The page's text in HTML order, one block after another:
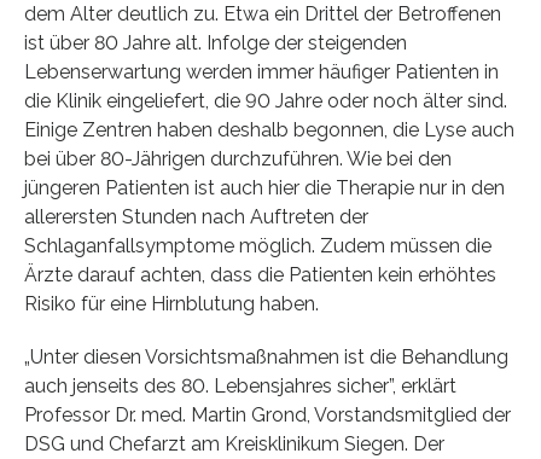
dem Alter deutlich zu. Etwa ein Drittel der Betroffenen
ist über 80 Jahre alt. Infolge der steigenden
Lebenserwartung werden immer häufiger Patienten in
die Klinik eingeliefert, die 90 Jahre oder noch älter sind.
Einige Zentren haben deshalb begonnen, die Lyse auch
bei über 80-Jährigen durchzuführen. Wie bei den
jüngeren Patienten ist auch hier die Therapie nur in den
allerersten Stunden nach Auftreten der
Schlaganfallsymptome möglich. Zudem müssen die
Ärzte darauf achten, dass die Patienten kein erhöhtes
Risiko für eine Hirnblutung haben.
„Unter diesen Vorsichtsmaßnahmen ist die Behandlung
auch jenseits des 80. Lebensjahres sicher”, erklärt
Professor Dr. med. Martin Grond, Vorstandsmitglied der
DSG und Chefarzt am Kreisklinikum Siegen. Der